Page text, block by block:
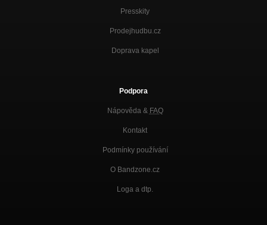
Presskity
Prodejhudbu.cz
Doprava kapel
Podpora
Nápověda & FAQ
Kontakt
Podmínky používání
O Bandzone.cz
Loga a dtp.